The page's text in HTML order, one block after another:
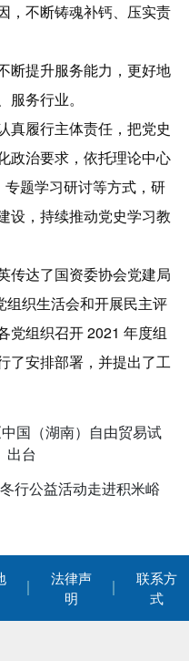
，不断铸魂补钙、压实责
断提升服务能力，更好地
务行业。
真履行主体责任，把党史
政治要求，依托理论中心
专题学习研讨等方式，研
设，持续推动党史学习教
传达了国资委协会党建局
组织生活会和开展民主评
党组织召开 2021 年度组
了安排部署，并提出了工
国（湖南）自由贸易试
出台
行公益活动走进积米峪
法律声
明
联系方
式